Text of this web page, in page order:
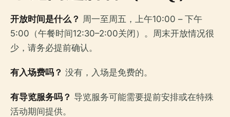
开放时间是什么？ 周一至周五，上午10:00 – 下午
5:00（午餐时间12:30–2:00关闭）。周末开放情况很
少，请务必提前确认。
有入场费吗？ 没有，入场是免费的。
有导览服务吗？ 导览服务可能需要提前安排或在特殊
活动期间提供。